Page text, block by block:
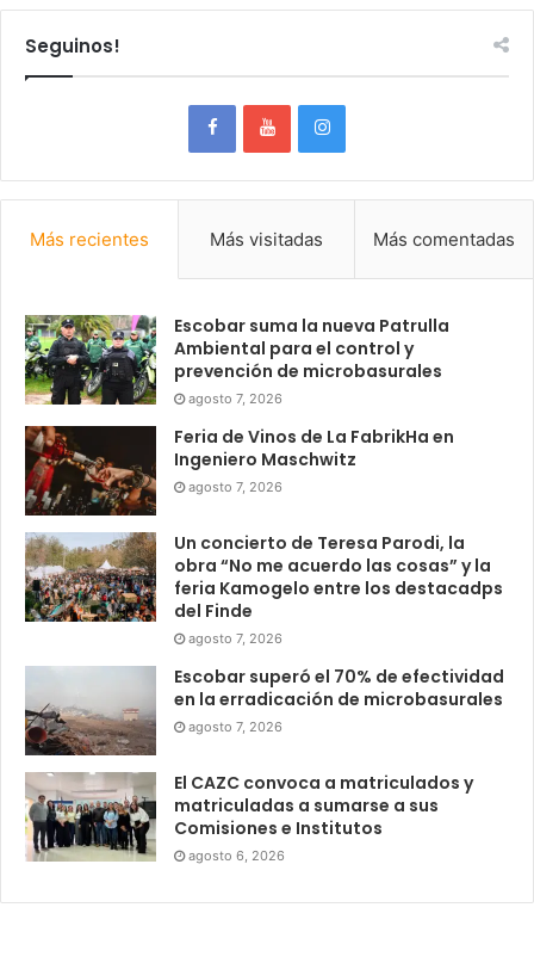
Seguinos!
Más recientes Más visitadas Más comentadas
Escobar suma la nueva Patrulla
Ambiental para el control y
prevención de microbasurales
agosto 7, 2026
Feria de Vinos de La FabrikHa en
Ingeniero Maschwitz
agosto 7, 2026
Un concierto de Teresa Parodi, la
obra “No me acuerdo las cosas” y la
feria Kamogelo entre los destacadps
del Finde
agosto 7, 2026
Escobar superó el 70% de efectividad
en la erradicación de microbasurales
agosto 7, 2026
El CAZC convoca a matriculados y
matriculadas a sumarse a sus
Comisiones e Institutos
agosto 6, 2026